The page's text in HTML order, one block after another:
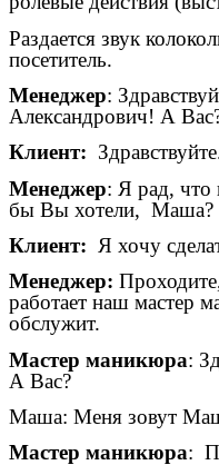
Раздается звук
посетитель.
Менеджер:
Александрович! А
Клиент:
Менеджер: Я рад, что
бы Вы хотели, Маша?
Клиент: Я хочу
Менеджер:
работает наш мастер
обслужит.
Мастер маникюра:
А Вас?
Маша: Меня зовут
Мастер маникюра: